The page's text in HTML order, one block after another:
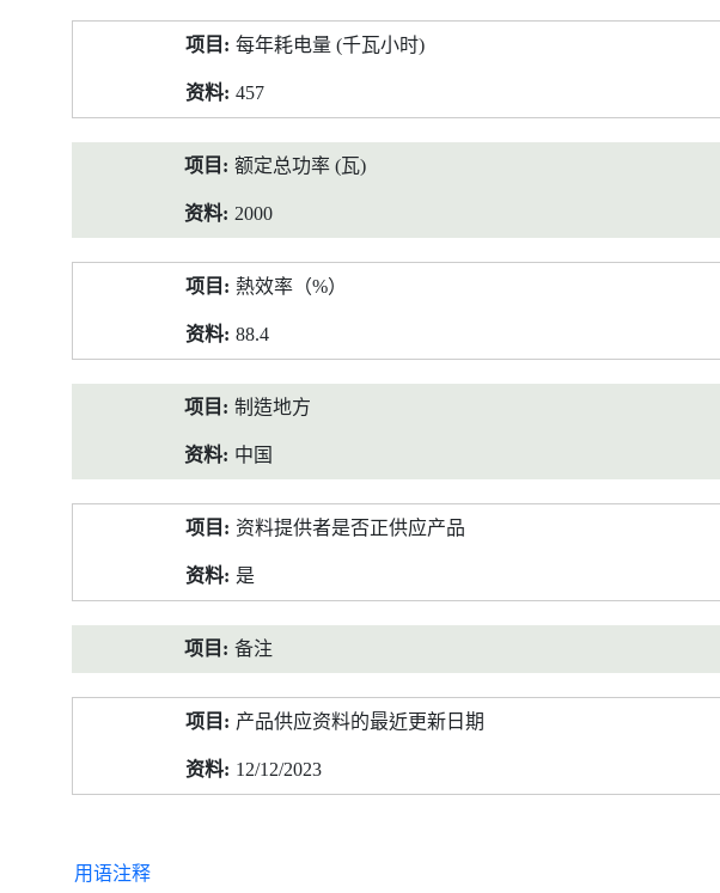
每年耗电量 (千瓦小时)
457
额定总功率 (瓦)
2000
熱效率（%）
88.4
制造地方
中国
资料提供者是否正供应产品
是
备注
产品供应资料的最近更新日期
12/12/2023
用语注释